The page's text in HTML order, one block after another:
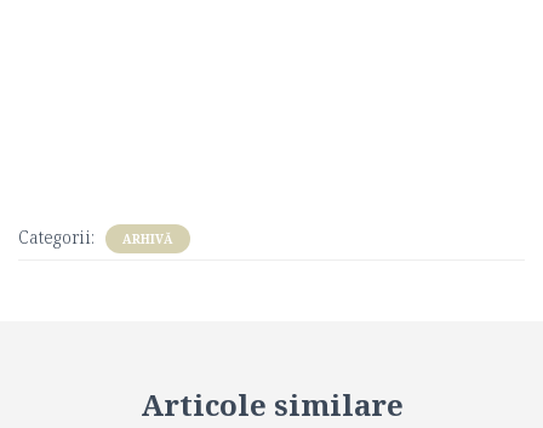
Categorii: ARHIVĂ
Articole similare